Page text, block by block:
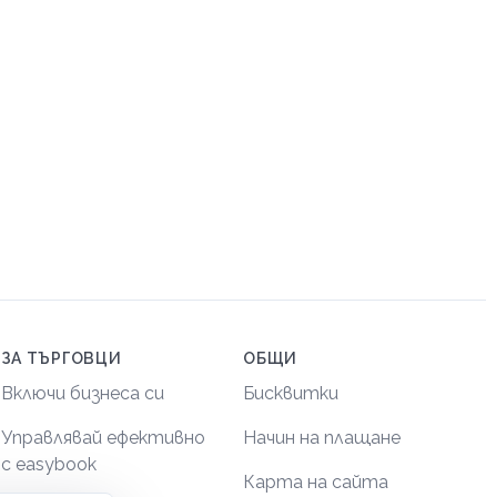
ЗА ТЪРГОВЦИ
Включи бизнеса си
Управлявай ефективно
с easybook
ОБЩИ
Бисквитки
Начин на плащане
Карта на сайта